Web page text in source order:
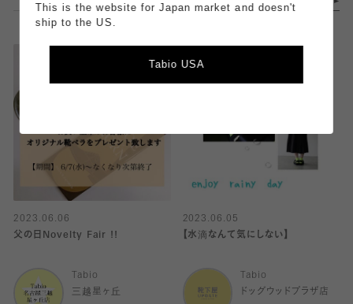
2023.06.06
父の日Novelty Fair !!
Tabio
三越星ヶ丘
2023.06.05
【水滴なんて気にしない】
Tabio
ドッグウッドプラザ店
This is the website for Japan market and doesn't
ship to the US.
Tabio USA